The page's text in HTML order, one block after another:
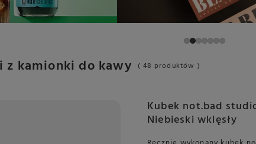
z kamionki do kawy ( 48 produktów )
Kubek not.bad
Niebieski wklęsły